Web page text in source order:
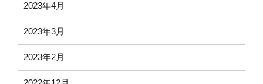
2023年4月
2023年3月
2023年2月